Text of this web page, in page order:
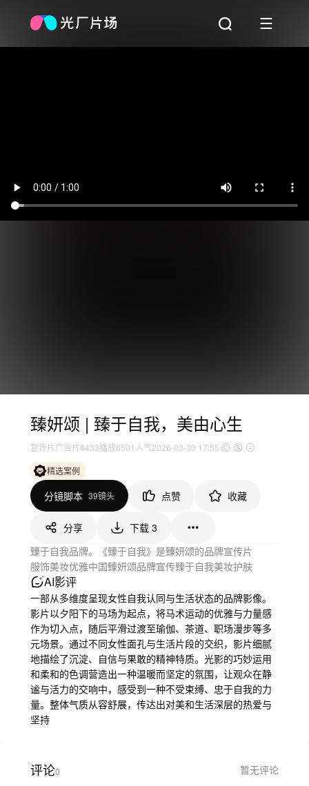
臻妍颂 | 臻于自我，美由心生
宣传片广告片8433播放8501人气2026-03-30 17:55
精选案例
分镜脚本 39镜头 点赞 收藏
分享 下载 3
臻于自我品牌。《臻于自我》是臻妍颂的品牌宣传片
服饰美妆优雅中国臻妍颂品牌宣传臻于自我美妆护肤
AI影评
一部从多维度呈现女性自我认同与生活状态的品牌影像。
影片以夕阳下的马场为起点，将马术运动的优雅与力量感
作为切入点，随后平滑过渡至瑜伽、茶道、职场漫步等多
元场景。通过不同女性面孔与生活片段的交织，影片细腻
地描绘了沉淀、自信与果敢的精神特质。光影的巧妙运用
和柔和的色调营造出一种温暖而坚定的氛围，让观众在静
谧与活力的交响中，感受到一种不受束缚、忠于自我的力
量。整体气质从容舒展，传达出对美和生活深层的热爱与
坚持
评论0 暂无评论